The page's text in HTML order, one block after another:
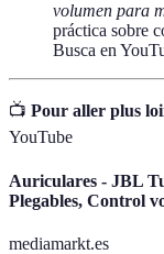
volumen para
práctica sobre
Busca en
📺 Pour aller plus
YouTube
Auriculares - JBL
Plegables, Control
mediamarkt.es